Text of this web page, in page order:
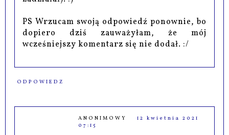
PS Wrzucam swoją odpowiedź ponownie, bo
dopiero dziś zauważyłam, że mój
wcześniejszy komentarz się nie dodał. :/
ODPOWIEDZ
ANONIMOWY
12 kwietnia 2021
07:15